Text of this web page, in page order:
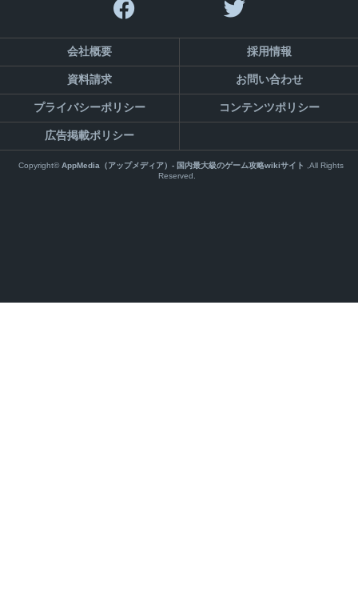
会社概要 採用情報
資料請求 お問い合わせ
プライバシーポリシー コンテンツポリシー
広告掲載ポリシー
Copyright©AppMedia（アップメディア）- 国内最大級のゲーム攻略wikiサイト
,All Rights
Reserved.